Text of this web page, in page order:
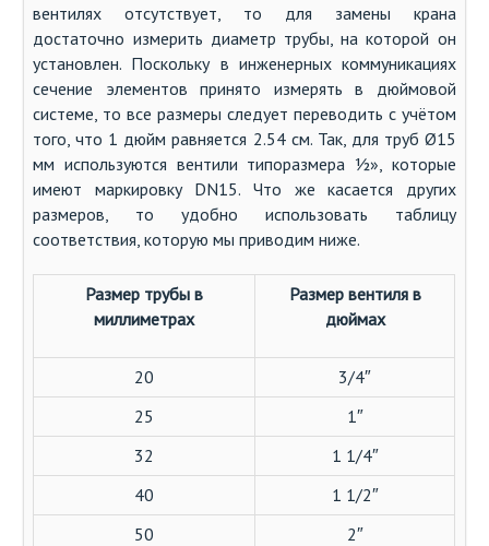
вентилях отсутствует, то для замены крана
достаточно измерить диаметр трубы, на которой он
установлен. Поскольку в инженерных коммуникациях
сечение элементов принято измерять в дюймовой
системе, то все размеры следует переводить с учётом
того, что 1 дюйм равняется 2.54 см. Так, для труб Ø15
мм используются вентили типоразмера ½», которые
имеют маркировку DN15. Что же касается других
размеров, то удобно использовать таблицу
соответствия, которую мы приводим ниже.
Размер трубыв
миллиметрах
Размер вентиля в
дюймах
20
3/4″
25
1″
32
1 1/4″
40
1 1/2″
50
2″